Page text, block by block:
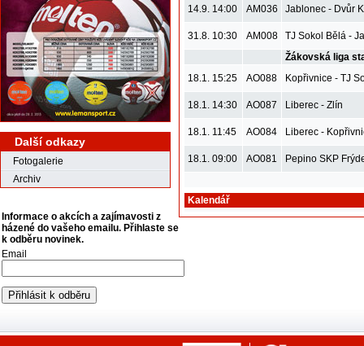
Další odkazy
Fotogalerie
Archiv
Informace o akcích a zajímavosti z
házené do vašeho emailu. Přihlaste se
k odběru novinek.
Email
14.9. 14:00
AM036 Jablonec - Dvůr
31.8. 10:30 AM008
TJ Sokol Bělá -
Žákovská liga
18.1. 15:25
AO088 Kopřivnice - TJ
18.1. 14:30 AO087 Liberec - Zlín
18.1. 11:45 AO084 Liberec -
18.1. 09:00 AO081 Pepino SKP
Kalendář